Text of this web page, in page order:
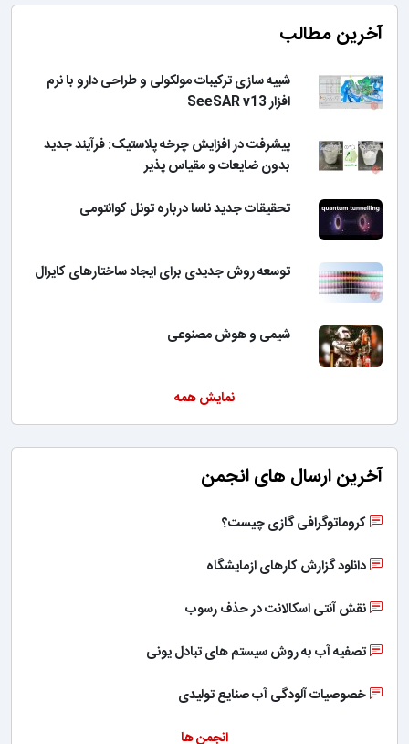
آخرین مطالب
شبیه سازی ترکیبات مولکولی و طراحی دارو با نرم
افزار SeeSAR v13
پیشرفت در افزایش چرخه پلاستیک: فرآیند جدید
بدون ضایعات و مقیاس پذیر
تحقیقات جدید ناسا درباره تونل کوانتومی
توسعه روش جدیدی برای ایجاد ساختارهای کایرال
شیمی و هوش مصنوعی
نمایش همه
آخرین ارسال های انجمن
کروماتوگرافی گازی چیست؟
دانلود گزارش کارهای ازمایشگاه
نقش آنتی اسکالانت در حذف رسوب
تصفیه آب به روش سیستم های تبادل یونی
خصوصیات آلودگی آب صنایع تولیدی
انجمن ها